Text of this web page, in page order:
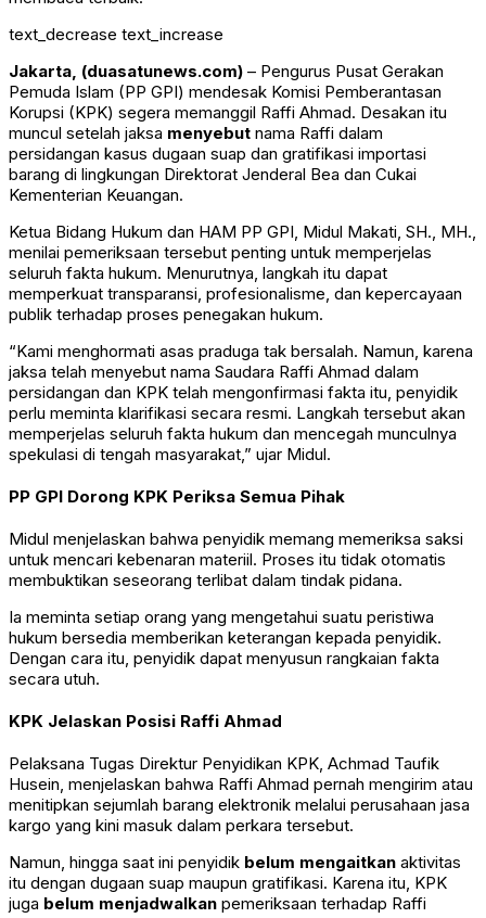
text_decrease text_increase
Jakarta, (duasatunews.com) – Pengurus Pusat Gerakan
Pemuda Islam (PP GPI) mendesak Komisi Pemberantasan
Korupsi (KPK) segera memanggil Raffi Ahmad. Desakan itu
muncul setelah jaksa menyebut nama Raffi dalam
persidangan kasus dugaan suap dan gratifikasi importasi
barang di lingkungan Direktorat Jenderal Bea dan Cukai
Kementerian Keuangan.
Ketua Bidang Hukum dan HAM PP GPI, Midul Makati, SH., MH.,
menilai pemeriksaan tersebut penting untuk memperjelas
seluruh fakta hukum. Menurutnya, langkah itu dapat
memperkuat transparansi, profesionalisme, dan kepercayaan
publik terhadap proses penegakan hukum.
“Kami menghormati asas praduga tak bersalah. Namun, karena
jaksa telah menyebut nama Saudara Raffi Ahmad dalam
persidangan dan KPK telah mengonfirmasi fakta itu, penyidik
perlu meminta klarifikasi secara resmi. Langkah tersebut akan
memperjelas seluruh fakta hukum dan mencegah munculnya
spekulasi di tengah masyarakat,” ujar Midul.
PP GPI Dorong KPK Periksa Semua Pihak
Midul menjelaskan bahwa penyidik memang memeriksa saksi
untuk mencari kebenaran materiil. Proses itu tidak otomatis
membuktikan seseorang terlibat dalam tindak pidana.
Ia meminta setiap orang yang mengetahui suatu peristiwa
hukum bersedia memberikan keterangan kepada penyidik.
Dengan cara itu, penyidik dapat menyusun rangkaian fakta
secara utuh.
KPK Jelaskan Posisi Raffi Ahmad
Pelaksana Tugas Direktur Penyidikan KPK, Achmad Taufik
Husein, menjelaskan bahwa Raffi Ahmad pernah mengirim atau
menitipkan sejumlah barang elektronik melalui perusahaan jasa
kargo yang kini masuk dalam perkara tersebut.
Namun, hingga saat ini penyidik belum mengaitkan aktivitas
itu dengan dugaan suap maupun gratifikasi. Karena itu, KPK
juga belum menjadwalkan pemeriksaan terhadap Raffi